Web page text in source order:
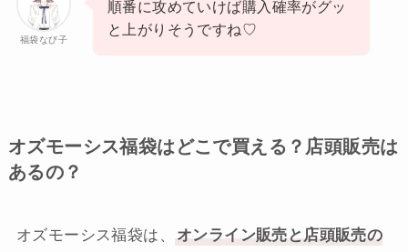
福袋なび子
順番に攻めていけば購入確率がグッ
と上がりそうですね♡
オズモーシス福袋はどこで買える？店頭販売は
あるの？
オズモーシス福袋は、
オンライン販売と店頭販売の